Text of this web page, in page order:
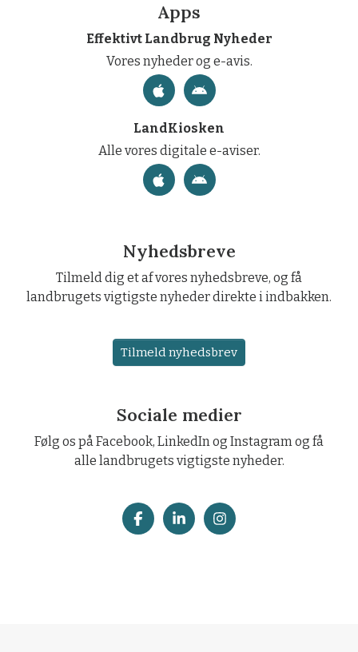
Apps
Effektivt Landbrug Nyheder
Vores nyheder og e-avis.
LandKiosken
Alle vores digitale e-aviser.
Nyhedsbreve
Tilmeld dig et af vores nyhedsbreve, og få
landbrugets vigtigste nyheder direkte i indbakken.
Tilmeld nyhedsbrev
Sociale medier
Følg os på Facebook, LinkedIn og Instagram og få
alle landbrugets vigtigste nyheder.